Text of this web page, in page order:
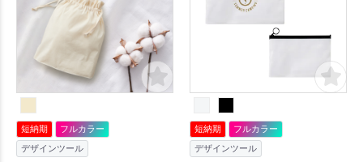
短納期
フルカラー
デザインツール
短納期
フルカラー
デザインツール